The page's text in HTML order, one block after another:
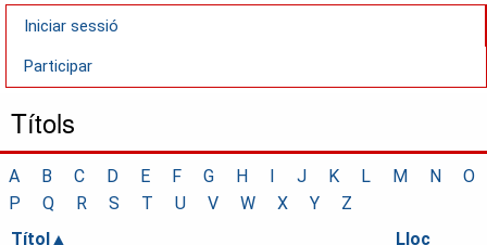
Iniciar sessió
Participar
Títols
A B C D E F G H I J K L M N
O
P
Q R S T U V W X Y
Z
Títol
Lloc